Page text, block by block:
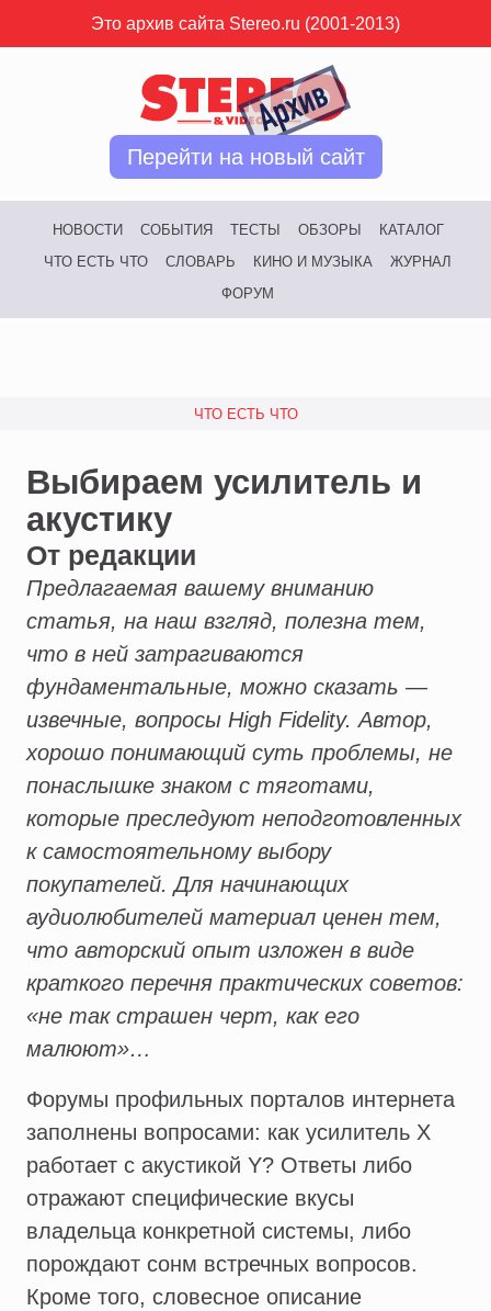
Это архив сайта Stereo.ru (2001-2013)
Перейти на новый сайт
НОВОСТИ СОБЫТИЯ ТЕСТЫ ОБЗОРЫ
КАТАЛОГ
ЧТО ЕСТЬ ЧТО
СЛОВАРЬ КИНО И МУЗЫКА
ЖУРНАЛ
ФОРУМ
ЧТО ЕСТЬ ЧТО
Выбираем усилитель и
акустику
От редакции
Предлагаемая вашему вниманию
статья, на наш взгляд, полезна тем,
что в ней затрагиваются
фундаментальные, можно сказать —
извечные, вопросы High Fidelity. Автор,
хорошо понимающий суть проблемы, не
понаслышке знаком с тяготами,
которые преследуют неподготовленных
к самостоятельному выбору
покупателей. Для начинающих
аудиолюбителей материал ценен тем,
что авторский опыт изложен в виде
краткого перечня практических советов:
«не так страшен черт, как его
малюют»…
Форумы профильных порталов интернета
заполнены вопросами: как усилитель Х
работает с акустикой Y? Ответы либо
отражают специфические вкусы
владельца конкретной системы, либо
порождают сонм встречных вопросов.
Кроме того, словесное описание